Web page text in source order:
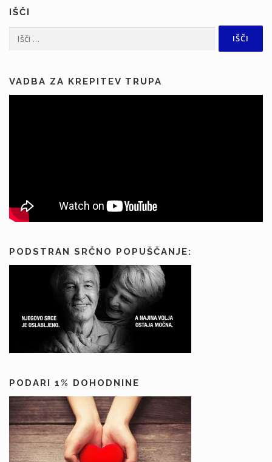
IŠČI
VADBA ZA KREPITEV TRUPA
PODSTRAN SRČNO POPUŠČANJE:
PODARI 1% DOHODNINE